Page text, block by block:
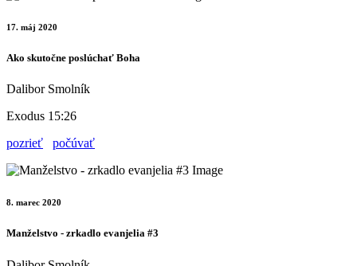
17. máj 2020
Ako skutočne poslúchať Boha
Dalibor Smolník
Exodus 15:26
pozrieť
počúvať
8. marec 2020
Manželstvo - zrkadlo evanjelia #3